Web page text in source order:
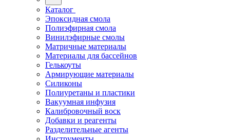
Каталог
Эпоксидная смола
Полиэфирная смола
Винилэфирные смолы
Матричные материалы
Материалы для бассейнов
Гелькоуты
Армирующие материалы
Силиконы
Полиуретаны и пластики
Вакуумная инфузия
Калибровочный воск
Добавки и реагенты
Разделительные агенты